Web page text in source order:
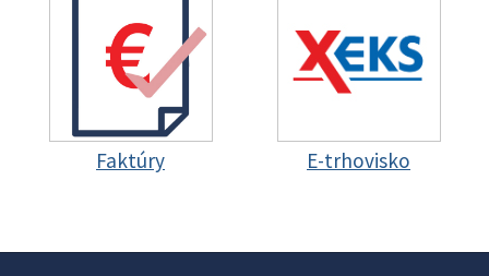
Faktúry E-trhovisko